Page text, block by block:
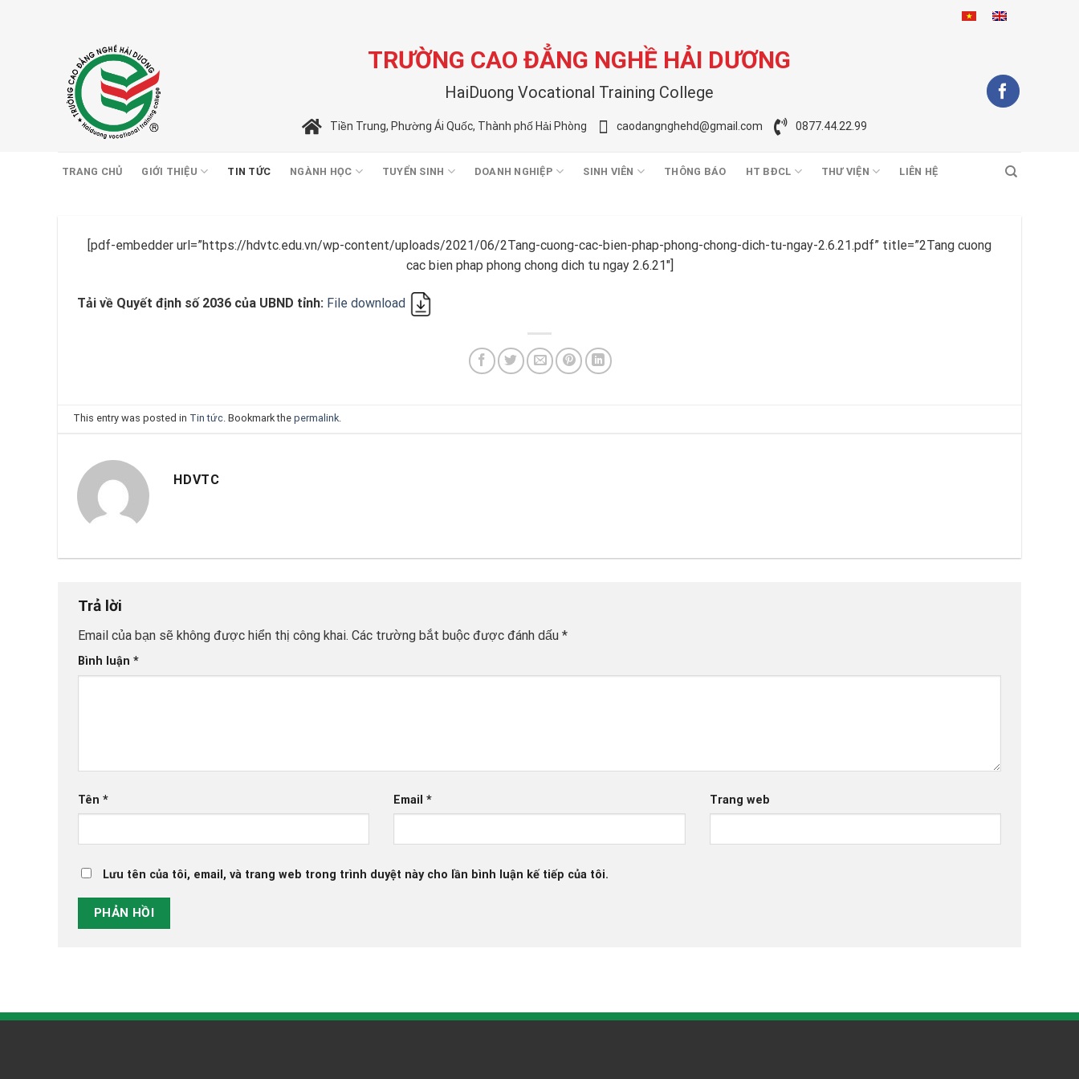
TRƯỜNG CAO ĐẲNG NGHỀ HẢI DƯƠNG
HaiDuong Vocational Training College
Tiền Trung, Phường Ái Quốc, Thành phố Hải Phòng caodangnghehd@gmail.com 0877.44.22.99
TRANG CHỦ GIỚI THIỆU TIN TỨC NGÀNH HỌC TUYỂN SINH DOANH NGHIỆP SINH VIÊN THÔNG BÁO HT BĐCL THƯ VIỆN LIÊN HỆ
[pdf-embedder url=”https://hdvtc.edu.vn/wp-content/uploads/2021/06/2Tang-cuong-cac-bien-phap-phong-chong-dich-tu-ngay-2.6.21.pdf” title=”2Tang cuong
cac bien phap phong chong dich tu ngay 2.6.21″]
Tải về Quyết định số 2036 của UBND tỉnh: File download
This entry was posted in Tin tức . Bookmark thepermalink
HDVTC
Trả lời
Email của bạn sẽ không được hiển thị công khai. Các trường bắt buộc được đánh dấu *
Bình luận *
Tên * Email* Trang web
Lưu tên của tôi, email, và trang web trong trình duyệt này cho lần bình luận kế tiếp của tôi.